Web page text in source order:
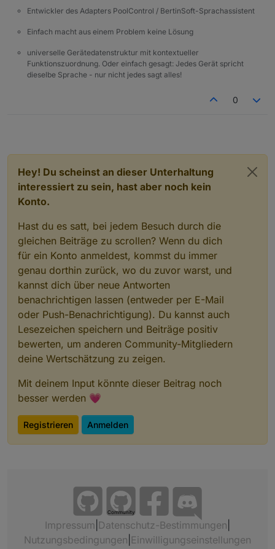
Entwickler des Adapters PoolControl / BertinSoft-Sprachassistent
Einfach macht aus einem Problem keine Lösung
universelle Gerätedatenstruktur mit kontextueller
Funktionszuordnung. Oder einfach gesagt: Jedes Gerät spricht
dieselbe Sprache - nur nicht jedes sagt alles!
0
Hey! Du scheinst an dieser Unterhaltung
interessiert zu sein, hast aber noch kein
Konto.
Hast du es satt, bei jedem Besuch durch die
gleichen Beiträge zu scrollen? Wenn du dich
für ein Konto anmeldest, kommst du immer
genau dorthin zurück, wo du zuvor warst, und
kannst dich über neue Antworten
benachrichtigen lassen (entweder per E-Mail
oder Push-Benachrichtigung). Du kannst auch
Lesezeichen speichern und Beiträge positiv
bewerten, um anderen Community-Mitgliedern
deine Wertschätzung zu zeigen.
Mit deinem Input könnte dieser Beitrag noch
besser werden 💗
Registrieren Anmelden
Community
Impressum Datenschutz-Bestimmungen
Nutzungsbedingungen Einwilligungseinstellungen